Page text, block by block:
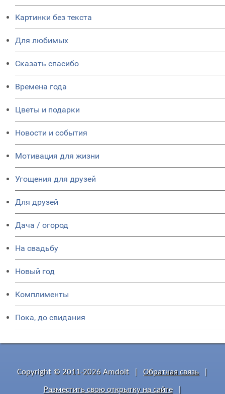
Картинки без текста
Для любимых
Сказать спасибо
Времена года
Цветы и подарки
Новости и события
Мотивация для жизни
Угощения для друзей
Для друзей
Дача / огород
На свадьбу
Новый год
Комплименты
Пока, до свидания
Copyright © 2011-2026 Amdoit Обратная связь
Разместить свою открытку на сайте